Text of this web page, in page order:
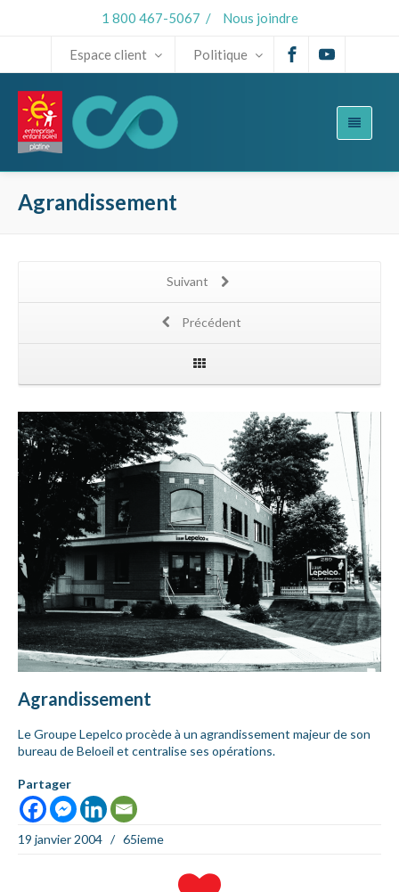
1 800 467-5067 / Nous joindre
Espace client Politique
Agrandissement
Suivant
Précédent
Agrandissement
Le Groupe Lepelco procède à un agrandissement majeur de son
bureau de Beloeil et centralise ses opérations.
Partager
19 janvier 2004 / 65ieme